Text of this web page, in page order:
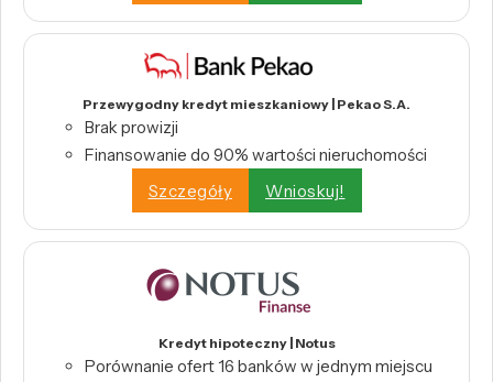
Przewygodny kredyt mieszkaniowy | Pekao S.A.
Brak prowizji
Finansowanie do 90% wartości nieruchomości
Szczegóły
Wnioskuj!
Kredyt hipoteczny | Notus
Porównanie ofert 16 banków w jednym miejscu